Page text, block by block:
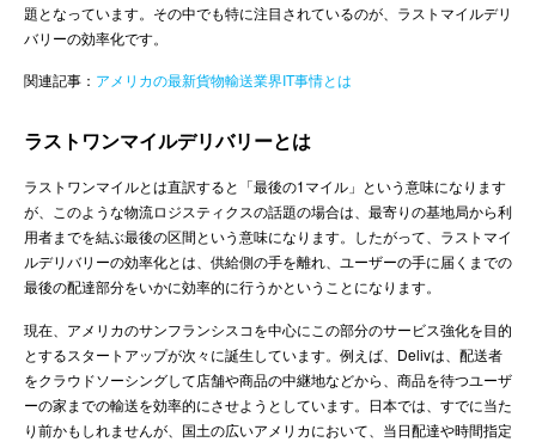
題となっています。その中でも特に注目されているのが、ラストマイルデリ
バリーの効率化です。
関連記事： アメリカの最新貨物輸送業界IT事情とは
ラストワンマイルデリバリーとは
ラストワンマイルとは直訳すると「最後の1マイル」という意味になります
が、このような物流ロジスティクスの話題の場合は、最寄りの基地局から利
用者までを結ぶ最後の区間という意味になります。したがって、ラストマイ
ルデリバリーの効率化とは、供給側の手を離れ、ユーザーの手に届くまでの
最後の配達部分をいかに効率的に行うかということになります。
現在、アメリカのサンフランシスコを中心にこの部分のサービス強化を目的
とするスタートアップが次々に誕生しています。例えば、Delivは、配送者
をクラウドソーシングして店舗や商品の中継地などから、商品を待つユーザ
ーの家までの輸送を効率的にさせようとしています。日本では、すでに当た
り前かもしれませんが、国土の広いアメリカにおいて、当日配達や時間指定